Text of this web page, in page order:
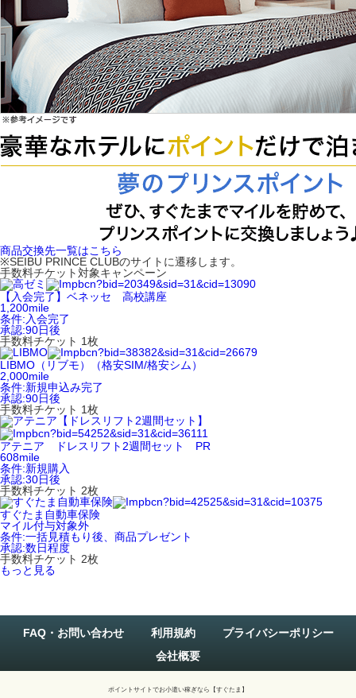
商品交換先一覧はこちら
※SEIBU PRINCE CLUBのサイトに遷移します。
手数料チケット対象キャンペーン
【入会完了】ベネッセ 高校講座
1,200mile
条件: 入会完了
承認:90日後
手数料チケット 1枚
LIBMO（リブモ）（格安SIM/格安シム）
2,000mile
条件:新規申込み完了
承認:90日後
手数料チケット 1枚
アテニア ドレスリフト2週間セット PR
608mile
条件:新規購入
承認:30日後
手数料チケット 2枚
すぐたま自動車保険
マイル付与対象外
条件:一括見積もり後、商品プレゼント
承認:数日程度
手数料チケット 2枚
もっと見る
FAQ・お問い合わせ 利用規約
プライバシーポリシー
会社概要
ポイントサイトでお小遣い稼ぎなら【すぐたま】